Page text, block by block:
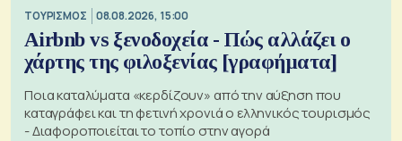
ΤΟΥΡΙΣΜΟΣ 08.08.2026, 15:00
Airbnb vs ξενοδοχεία - Πώς αλλάζει ο
χάρτης της φιλοξενίας [γραφήματα]
Ποια καταλύματα «κερδίζουν» από την αύξηση που
καταγράφει και τη φετινή χρονιά ο ελληνικός τουρισμός
- Διαφοροποιείται το τοπίο στην αγορά